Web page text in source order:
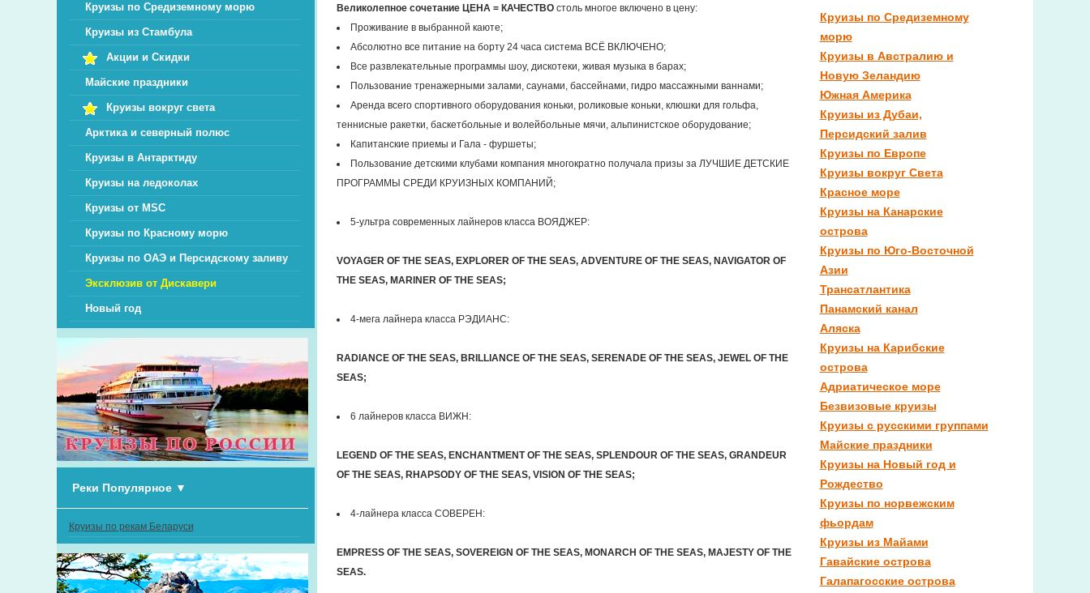
Круизы по Средиземному морю
Круизы из Стамбула
Акции и Скидки
Майские праздники
Круизы вокруг света
Арктика и северный полюс
Круизы в Антарктиду
Круизы на ледоколах
Круизы от MSC
Круизы по Красному морю
Круизы по ОАЭ и Персидскому заливу
Эксклюзив от Дискавери
Новый год
Реки Популярное ▼
Круизы по рекам Беларуси
Великолепное сочетание ЦЕНА = КАЧЕСТВОстоль многое включено в цену:
Проживание в выбранной каюте;
Абсолютно все питание на борту 24 часа система ВСЁ ВКЛЮЧЕНО;
Все развлекательные программы шоу, дискотеки, живая музыка в барах;
Пользование тренажерными залами, саунами, бассейнами, гидро массажными ваннами;
Аренда всего спортивного оборудования коньки, роликовые коньки, клюшки для гольфа,
теннисные ракетки, баскетбольные и волейбольные мячи, альпинистское оборудование;
Капитанские приемы и Гала - фуршеты;
Пользование детскими клубами компания многократно получала призы за ЛУЧШИЕ ДЕТСКИЕ
ПРОГРАММЫ СРЕДИ КРУИЗНЫХ КОМПАНИЙ;
5-ультра современных лайнеров класса ВОЯДЖЕР:
VOYAGER OF THE SEAS, EXPLORER OF THE SEAS, ADVENTURE OF THE SEAS, NAVIGATOR OF
THE SEAS, MARINER OF THE SEAS;
4-мега лайнера класса РЭДИАНС:
RADIANCE OF THE SEAS, BRILLIANCE OF THE SEAS, SERENADE OF THE SEAS, JEWEL OF THE
SEAS;
6 лайнеров класса ВИЖН:
LEGEND OF THE SEAS, ENCHANTMENT OF THE SEAS, SPLENDOUR OF THE SEAS, GRANDEUR
OF THE SEAS, RHAPSODY OF THE SEAS, VISION OF THE SEAS;
4-лайнера класса СОВЕРЕН:
EMPRESS OF THE SEAS, SOVEREIGN OF THE SEAS, MONARCH OF THE SEAS, MAJESTY OF THE
SEAS.
Круизы по Средиземному
морю
Круизы в Австралию и
Новую Зеландию
Южная Америка
Круизы из Дубаи,
Персидский залив
Круизы по Европе
Круизы вокруг Света
Красное море
Круизы на Канарские
острова
Круизы по Юго-Восточной
Азии
Трансатлантика
Панамский канал
Аляска
Круизы на Карибские
острова
Адриатическое море
Безвизовые круизы
Круизы с русскими группами
Майские праздники
Круизы на Новый год и
Рождество
Круизы по норвежским
фьордам
Круизы из Майами
Гавайские острова
Галапагосские острова